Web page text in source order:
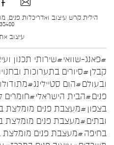
עיצוב
#פאנג-שוואי#שירותי תכנון
קבלן #סיורים בתערוכות
ובעולם#הום סטיילינג
פנים#הבית הישראלי#חומרים
בצפון #מעצבת פנים מומלצת
ובתים#מעצבת פנים מומלצת
בחיפה#מעצבת פנים מומלצת